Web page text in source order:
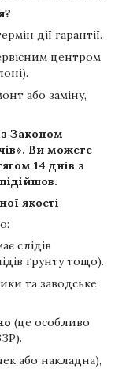
дії гарантії.
центром
або заміну,
Законом
Ви можете
14 днів з
якості
слідів
ґрунту тощо).
та заводське
(це особливо
або накладна),